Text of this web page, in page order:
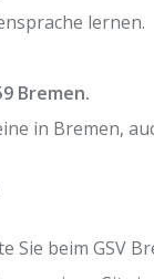
lernen.
Bremen.
in Bremen,
Sie beim GSV